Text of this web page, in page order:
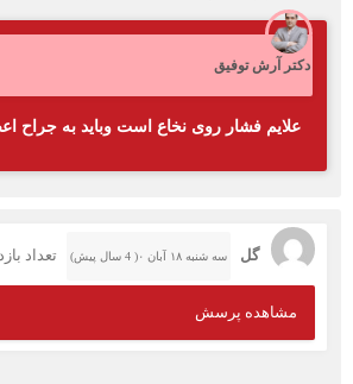
دکتر آرش توفیق
علایم فشار روی نخاع است وباید به جراح
گل سه شنبه ۱۸ آبان ۰( 4 سال پیش) تعداد
مشاهده پرسش